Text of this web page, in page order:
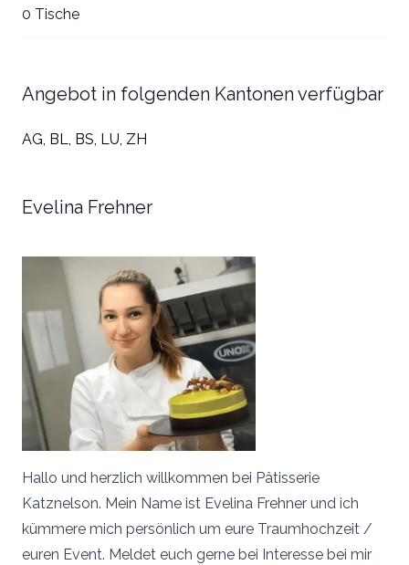
0 Tische
Angebot in folgenden Kantonen verfügbar
AG, BL, BS, LU, ZH
Evelina Frehner
Hallo und herzlich willkommen bei Pâtisserie
Katznelson. Mein Name ist Evelina Frehner und ich
kümmere mich persönlich um eure Traumhochzeit /
euren Event. Meldet euch gerne bei Interesse bei mir